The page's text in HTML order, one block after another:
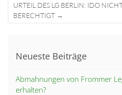
URTEIL DES LG BERLIN: IDO
BERECHTIGT →
Neueste Beiträge
Abmahnungen von Frommer
erhalten?